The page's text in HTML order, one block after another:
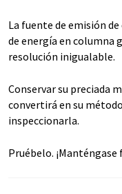
La fuente de emisión
de energía en columna
resolución inigualable.
Conservar su preciada
convertirá en su
inspeccionarla.
Pruébelo. ¡Manténgase